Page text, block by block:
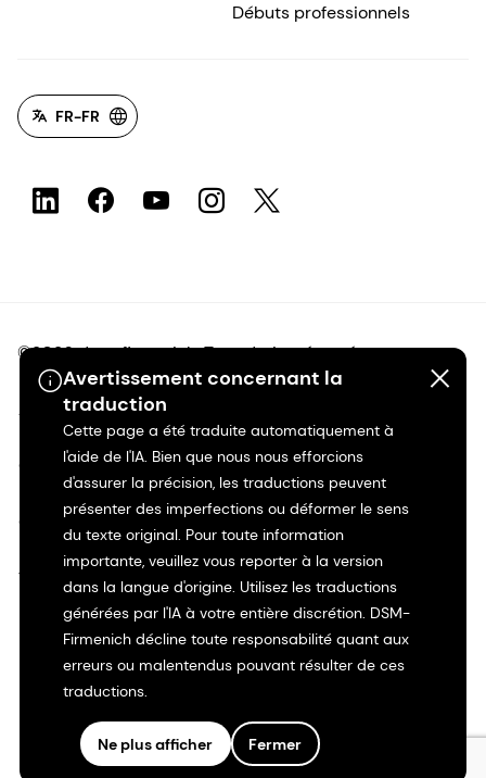
Avertissement concernant la
traduction
Cette page a été traduite automatiquement à
l'aide de l'IA. Bien que nous nous efforcions
d'assurer la précision, les traductions peuvent
présenter des imperfections ou déformer le sens
du texte original. Pour toute information
importante, veuillez vous reporter à la version
dans la langue d'origine. Utilisez les traductions
générées par l'IA à votre entière discrétion. DSM-
Firmenich décline toute responsabilité quant aux
erreurs ou malentendus pouvant résulter de ces
traductions.
Ne plus afficher Fermer
Débuts professionnels
FR-FR
©2026 dsm-firmenich. Tous droits réservés.
Avis de confidentialité
Conditions d'utilisation
Conditions d'utilisation
Transparence en Californie
Déclaration d'accessibilité
Informations juridiques
Plan du site